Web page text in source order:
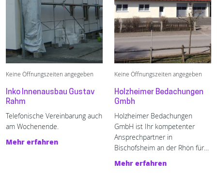
Keine Öffnungszeiten angegeben
Inko Innenausbau Gustav
Rahm
Telefonische Vereinbarung auch
am Wochenende.
Mehr erfahren
Keine Öffnungszeiten angegeben
Holzheimer Bedachungen
Gmbh
Holzheimer Bedachungen
GmbH ist Ihr kompetenter
Ansprechpartner in
Bischofsheim an der Rhön für
alle Belange rund um das
Thema Dach.
Mehr erfahren